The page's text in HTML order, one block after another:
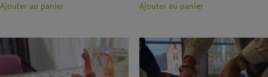
Ajouter au panier Ajouter au panier